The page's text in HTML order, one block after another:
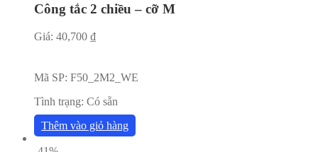
Công tắc 2 chiều – cỡ M
Giá: 40,700 ₫
Mã SP: F50_2M2_WE
Tình trạng: Có sẵn
Thêm vào giỏ hàng